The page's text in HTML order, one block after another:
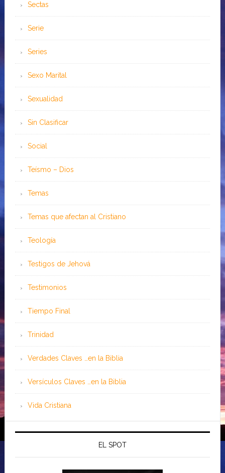
Sectas
Serie
Series
Sexo Marital
Sexualidad
Sin Clasificar
Social
Teísmo – Dios
Temas
Temas que afectan al Cristiano
Teología
Testigos de Jehová
Testimonios
Tiempo Final
Trinidad
Verdades Claves …en la Biblia
Versículos Claves …en la Biblia
Vida Cristiana
EL SPOT